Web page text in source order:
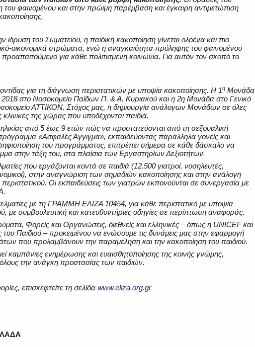
του φαινομένου και στην πρώιμη παρέμβαση και έγκαιρη αντιμετώπιση
ίδρυση του Σωματείου, η παιδική κακοποίηση γίνεται ολοένα και πιο
οικονομικά στρώματα, ενώ η αναγκαιότητα πρόληψης του φαινομένου
προαπαιτούμενο για κάθε πολιτισμένη κοινωνία. Για αυτόν τον σκοπό το
για τη διάγνωση περιστατικών με υποψία κακοποίησης. Η 1η Μονάδα
2018 στο Νοσοκομείο Παίδων Π. & Α. Κυριακού και η 2η Μονάδα στο Γενικό
ΑΤΤΙΚΟΝ. Στόχος μας, η δημιουργία ανάλογων Μονάδων σε όλες
κλινικές της χώρας που υποδέχονται παιδιά.
ηλικίας από 5 έως 9 ετών πώς να προστατεύονται από τη σεξουαλική
«Ασφαλές Άγγιγμα», εκπαιδεύοντας παράλληλα γονείς και
του προγράμματος, επιτρέπει σήμερα σε κάθε δάσκαλο να
στην τάξη του, στα πλαίσια των Εργαστηρίων Δεξιοτήτων.
που εργάζονται κοντά σε παιδιά (12.500 γιατροί, νοσηλευτές,
στην αναγνώριση των σημαδιών κακοποίησης και στην ανάλογη
περιστατικού. Οι εκπαιδεύσεις των γιατρών εκπονούνται σε συνεργασία με
με τη ΓΡΑΜΜΗ ΕΛΙΖΑ 10454, για κάθε περιστατικό με υποψία
με συμβουλευτική και κατευθυντήριες οδηγίες σε περίπτωση αναφοράς.
Φορείς και Οργανώσεις, διεθνείς και ελληνικές – όπως η UNICEF και
του Παιδιού – προκειμένου να ενώσουμε τις δυνάμεις μας στην εφαρμογή
που προλαμβάνουν την παραμέληση και την κακοποίηση του παιδιού.
καμπάνιες ενημέρωσης και ευαισθητοποίησης της κοινής γνώμης,
την ανάγκη προστασίας των παιδιών.
επισκεφτείτε τη σελίδα www.eliza.org.gr